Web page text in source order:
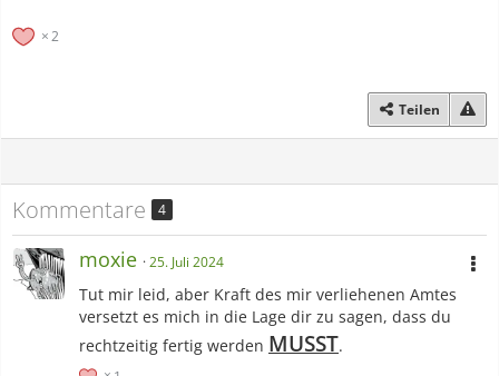
2
Teilen
Kommentare 4
moxie 25. Juli 2024
Tut mir leid, aber Kraft des mir verliehenen Amtes
versetzt es mich in die Lage dir zu sagen, dass du
rechtzeitig fertig werden MUSST.